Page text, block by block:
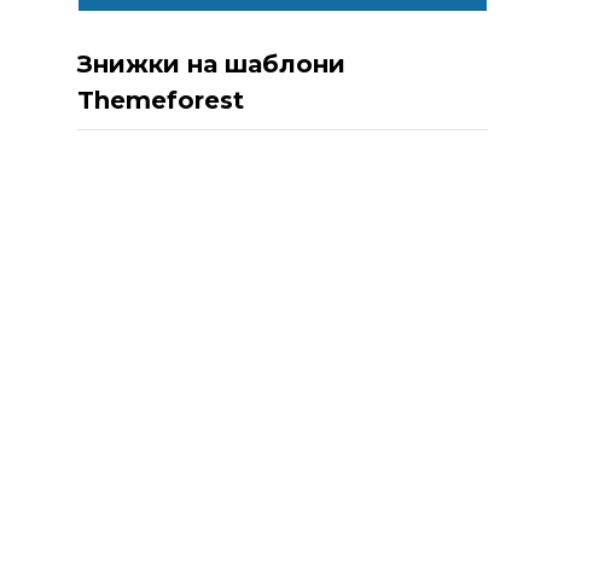
Знижки на шаблони
Themeforest